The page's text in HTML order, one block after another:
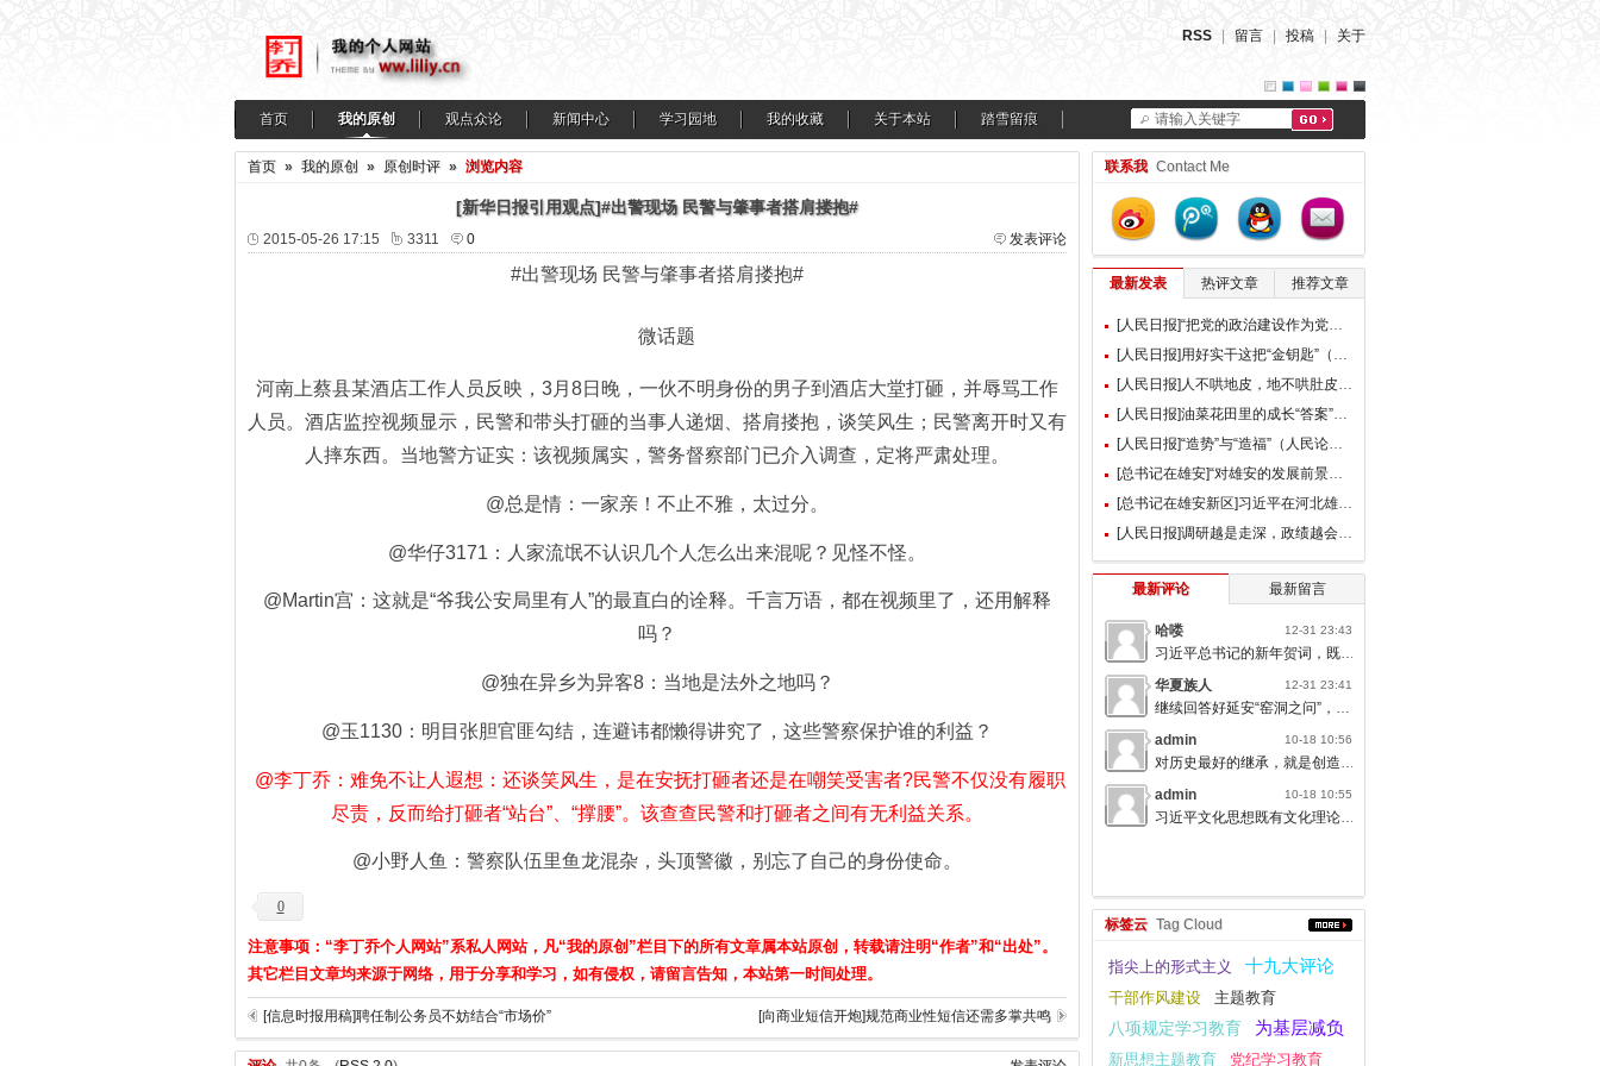
RSS 留言 投稿 关于
请输入关键字
首页 我的原创 观点众论 新闻中心 学习园地 我的收藏 关于本站 踏雪留痕
首页 » 我的原创 » 原创时评 » 浏览内容
[新华日报引用观点]#出警现场 民警与肇事者搭肩搂抱#
2015-05-26 17:15 3311 0 发表评论
#出警现场 民警与肇事者搭肩搂抱#
微话题
河南上蔡县某酒店工作人员反映，3月8日晚，一伙不明身份的男子到酒店大堂打砸，并辱骂工作
人员。酒店监控视频显示，民警和带头打砸的当事人递烟、搭肩搂抱，谈笑风生；民警离开时又有
人摔东西。当地警方证实：该视频属实，警务督察部门已介入调查，定将严肃处理。
@总是情：一家亲！不止不雅，太过分。
@华仔3171：人家流氓不认识几个人怎么出来混呢？见怪不怪。
@Martin宫：这就是“爷我公安局里有人”的最直白的诠释。千言万语，都在视频里了，还用解释
吗？
@独在异乡为异客8：当地是法外之地吗？
@玉1130：明目张胆官匪勾结，连避讳都懒得讲究了，这些警察保护谁的利益？
@李丁乔：难免不让人遐想：还谈笑风生，是在安抚打砸者还是在嘲笑受害者?民警不仅没有履职
尽责，反而给打砸者“站台”、“撑腰”。该查查民警和打砸者之间有无利益关系。
@小野人鱼：警察队伍里鱼龙混杂，头顶警徽，别忘了自己的身份使命。
0
注意事项：“李丁乔个人网站”系私人网站，凡“我的原创”栏目下的所有文章属本站原创，转载请注明“作者”和“出处”。
其它栏目文章均来源于网络，用于分享和学习，如有侵权，请留言告知，本站第一时间处理。
[信息时报用稿]聘任制公务员不妨结合“市场价” [向商业短信开炮]规范商业性短信还需多掌共鸣
联系我 Contact Me
最新发表 热评文章 推荐文章
最新评论 最新留言
哈喽 12-31 23:43
习近平总书记的新年贺词，既充满温度，又饱含深情，太催人奋进了。
华夏族人
12-31 23:41
继续回答好延安“窑洞之问”，书写无愧于人民的时代答卷。
admin
10-18 10:56
对历史最好的继承，就是创造新的历史；对人类文明最大的礼敬，就是创造人类文明新形态。
admin
10-18 10:55
习近平文化思想既有文化理论观点上的创新和突破，又有文化工作布局上的部署要求，标志着我们党对中国特色社会主义文化建设规律的认识达到了新高度，表明我们党的历史自信、文化自信达到了新高度。
标签云 Tag Cloud
指尖上的形式主义 十九大评论
干部作风建设
主题教育
八项规定学习教育
为基层减负
新思想主题教育 党纪学习教育